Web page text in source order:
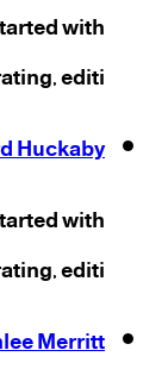
with
editi...
Huckaby
with
editi...
Merritt